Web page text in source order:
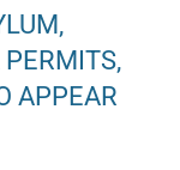
PERMITS,
APPEAR